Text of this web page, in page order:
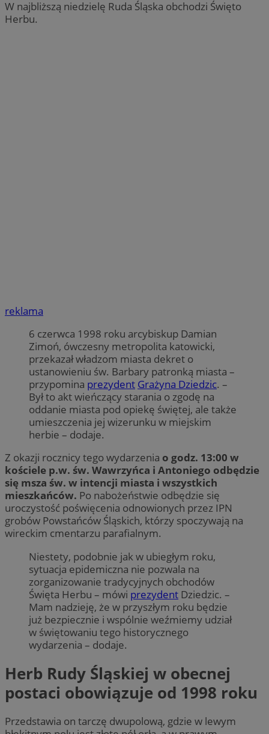
W najbliższą niedzielę Ruda Śląska obchodzi Święto
Herbu.
reklama
6 czerwca 1998 roku arcybiskup Damian
Zimoń, ówczesny metropolita katowicki,
przekazał władzom miasta dekret o
ustanowieniu św. Barbary patronką miasta –
przypomina prezydent Grażyna Dziedzic. –
Był to akt wieńczący starania o zgodę na
oddanie miasta pod opiekę świętej, ale także
umieszczenia jej wizerunku w miejskim
herbie – dodaje.
Z okazji rocznicy tego wydarzenia o godz. 13:00 w
kościele p.w. św. Wawrzyńca i Antoniego odbędzie
się msza św. w intencji miasta i wszystkich
mieszkańców. Po nabożeństwie odbędzie się
uroczystość poświęcenia odnowionych przez IPN
grobów Powstańców Śląskich, którzy spoczywają na
wireckim cmentarzu parafialnym.
Niestety, podobnie jak w ubiegłym roku,
sytuacja epidemiczna nie pozwala na
zorganizowanie tradycyjnych obchodów
Święta Herbu – mówi prezydent Dziedzic. –
Mam nadzieję, że w przyszłym roku będzie
już bezpiecznie i wspólnie weźmiemy udział
w świętowaniu tego historycznego
wydarzenia – dodaje.
Herb Rudy Śląskiej w obecnej
postaci obowiązuje od 1998 roku
Przedstawia on tarczę dwupolową, gdzie w lewym